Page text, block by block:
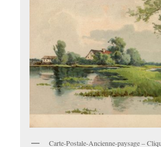
Carte-Postale-Ancienne-paysage –